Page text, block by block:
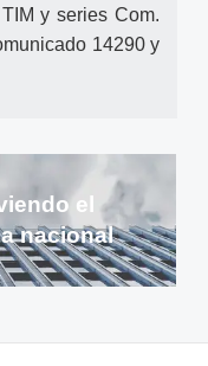
y series Com.
14290 y
el
nacional